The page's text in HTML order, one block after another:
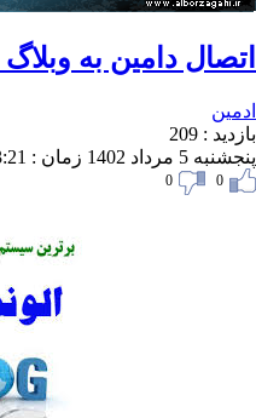
دامین به وبلاگ
: 209
1402 زمان : 3:21
0
0